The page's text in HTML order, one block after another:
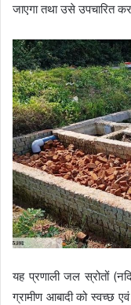
जाएगा तथा उसे उपचारित
यह प्रणाली जल स्रोतों
ग्रामीण आबादी को स्वच्छ